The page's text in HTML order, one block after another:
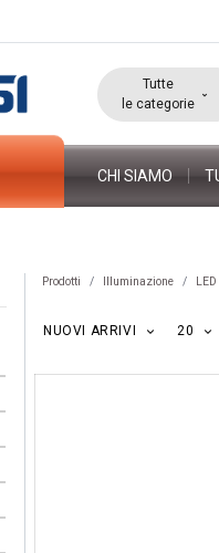
Tutte
le categorie
CHI SIAMO
Prodotti Illuminazione LED
NUOVI ARRIVI 20